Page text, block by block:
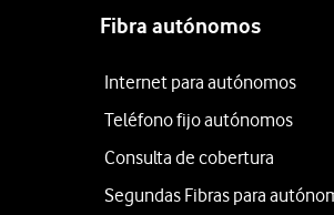
Fibra autónomos
Internet para autónomos
Teléfono fijo autónomos
Consulta de cobertura
Segundas Fibras para